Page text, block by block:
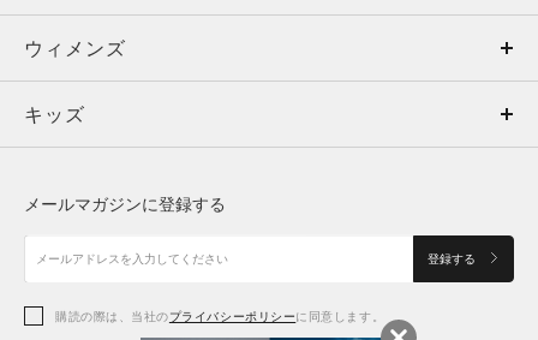
ウィメンズ
キッズ
アクセサリー
トップス
ボトムス
アクセサリー
ウィメンズ
トップス
シューズ
アクセサリー
キッズ
シューズ
メールマガジンに登録する
登録する
購読の際は、当社のプライバシーポリシーに同意します。